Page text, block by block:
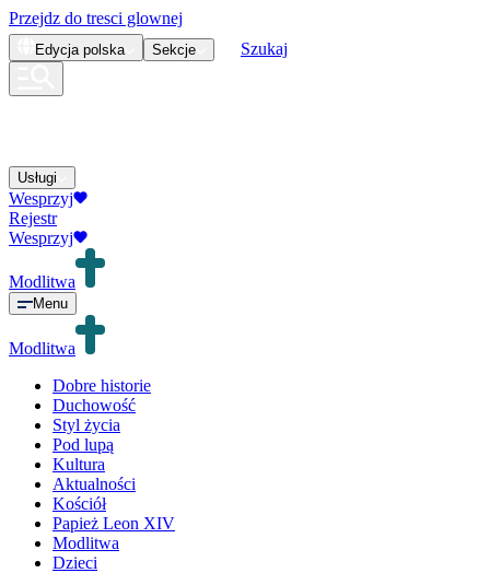
Przejdz do tresci glownej
Edycja polska Sekcje Szukaj
Usługi
Wesprzyj
Rejestr
Wesprzyj
Modlitwa
Menu
Modlitwa
Dobre historie
Duchowość
Styl życia
Pod lupą
Kultura
Aktualności
Kościół
Papież Leon XIV
Modlitwa
Dzieci